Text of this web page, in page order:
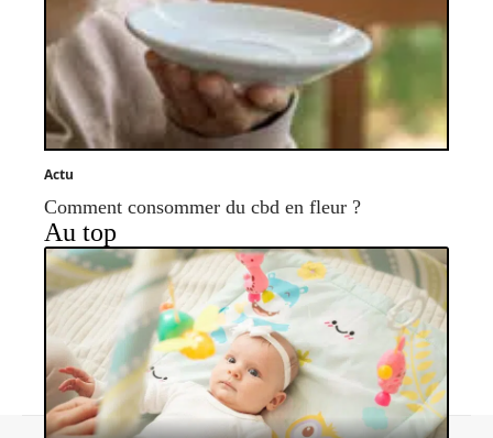
Actu
Comment consommer du cbd en fleur ?
Au top